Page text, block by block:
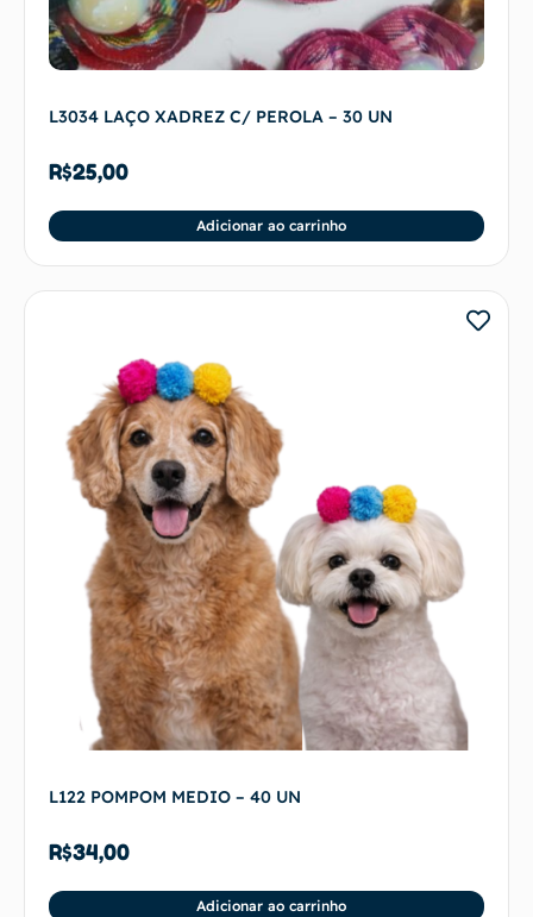
L3034 LAÇO XADREZ C/ PEROLA – 30 UN
R$25,00
Adicionar ao carrinho
L122 POMPOM MEDIO – 40 UN
R$34,00
Adicionar ao carrinho